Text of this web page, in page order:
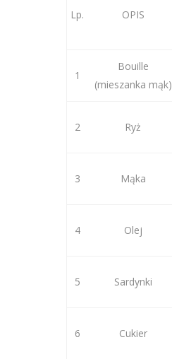
Lp. OPIS
1
Bouille
(mieszanka mąk)
2 Ryż
3 Mąka
4 Olej
5 Sardynki
6 Cukier